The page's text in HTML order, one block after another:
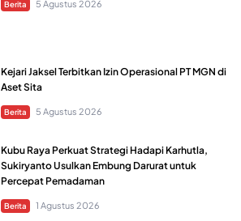
Berita 5 Agustus 2026
Kejari Jaksel Terbitkan Izin Operasional PT MGN di
Aset Sita
Berita 5 Agustus 2026
Kubu Raya Perkuat Strategi Hadapi Karhutla,
Sukiryanto Usulkan Embung Darurat untuk
Percepat Pemadaman
Berita 1 Agustus 2026